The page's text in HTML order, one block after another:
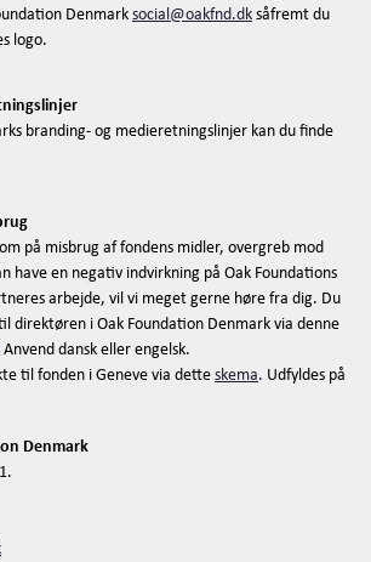
Denmarksocial@oakfnd.dksåfremt du
logo.
branding- og medieretningslinjer kan du finde
på misbrug af fondens midler, overgreb mod
have en negativ indvirkning på Oak Foundations
arbejde, vil vi meget gerne høre fra dig. Du
direktøren i Oak Foundation Denmark via denne
Anvend dansk eller engelsk.
til fonden i Geneve via detteskema. Udfyldes på
Denmark